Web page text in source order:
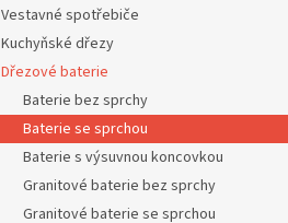
Vestavné spotřebiče
Kuchyňské dřezy
Dřezové baterie
Baterie bez sprchy
Baterie se sprchou
Baterie s výsuvnou koncovkou
Granitové baterie bez sprchy
Granitové baterie se sprchou